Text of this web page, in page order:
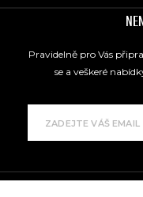
Pravidelně pro Vás
se a veškeré